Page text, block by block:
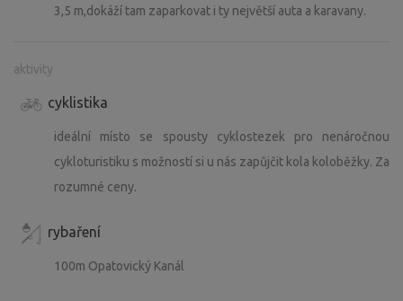
3,5 m,dokáží tam zaparkovat i ty největší auta a karavany.
aktivity
cyklistika
ideální místo se spousty cyklostezek pro nenáročnou
cykloturistiku s možností si u nás zapůjčit kola koloběžky. Za
rozumné ceny.
rybaření
100m Opatovický Kanál